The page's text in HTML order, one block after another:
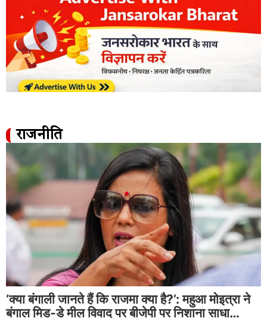
राजनीति
‘क्या बंगाली जानते हैं कि राजमा क्या है?’: महुआ मोइत्रा ने
बंगाल मिड-डे मील विवाद पर बीजेपी पर निशाना साधा…